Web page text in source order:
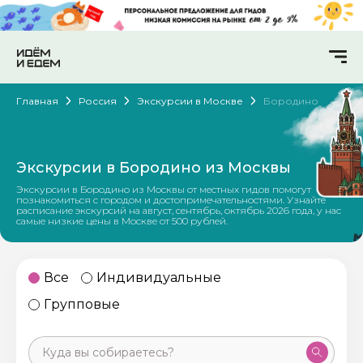
Главная Россия Экскурсии в Москве Бородино
Экскурсии в Бородино из Москвы
Экскурсии в Бородино из Москвы от местных гидов помогут
познакомиться с городом и достопримечательностями. Узнайте
расписание экскурсий на август, сентябрь, октябрь 2026 года, у нас
самые низкие цены в Москве от 500 рублей.
Все
Индивидуальные
Групповые